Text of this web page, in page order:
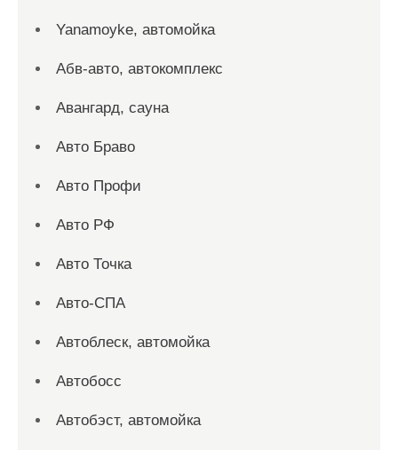
Yanamoyke, автомойка
Абв-авто, автокомплекс
Авангард, сауна
Авто Браво
Авто Профи
Авто РФ
Авто Точка
Авто-СПА
Автоблеск, автомойка
Автобосс
Автобэст, автомойка